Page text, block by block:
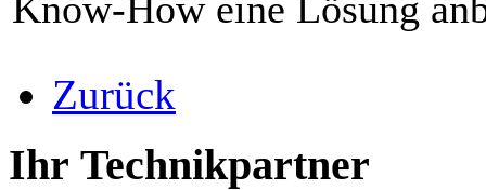
Zurück
Ihr Technikpartner